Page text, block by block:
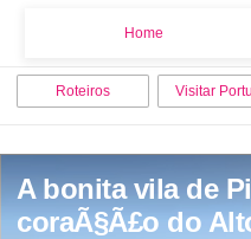
Home
Roteiros Visitar
A bonita vila de
coraÃ§Ã£o do